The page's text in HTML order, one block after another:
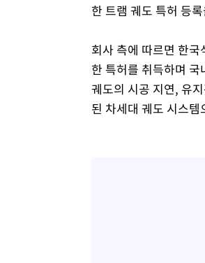
한 트램 궤도 특허 등
회사 측에 따르면 한
한 특허를 취득하며
궤도의 시공 지연, 유
된 차세대 궤도 시스템